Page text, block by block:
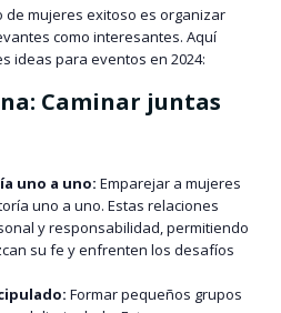
de mujeres exitoso es organizar
como interesantes. Aquí
ideas para eventos en 2024:
Caminar juntas
uno a uno:Emparejar a mujeres
uno a uno. Estas relaciones
y responsabilidad, permitiendo
su fe y enfrenten los desafíos
Formar pequeños grupos